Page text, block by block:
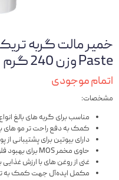
Paste وزن 240 گرم
اتمام موجودی
مشخصات:
مناسب برای گربه های بالغ
کمک به دفع راحت تر مو
دارای بیوتین برای پشتیبانی
حاوی مخمر MOS برای بهبود فلور روده
غنی از روغن های با ارزش غذایی
مکمل ایده‌آل جهت کمک به